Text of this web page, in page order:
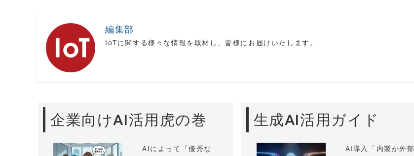
編集部
IoTに関する様々な情報を取材し、皆様にお届けいたします。
企業向けAI活用虎の巻
AIによって「優秀な
生成AI活用ガイド
AI導入「内製か外部